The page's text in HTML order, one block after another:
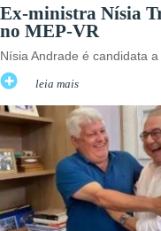
Ex-ministra Nísia
no MEP-VR
Nísia Andrade é candidata
leia mais